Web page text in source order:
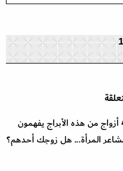
4 أزواج من هذه الأبراج يفهمون
المرأة... هل زوجك أحدهم؟